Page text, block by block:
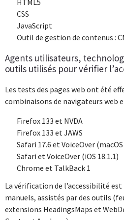
HTML5
CSS
JavaScript
Outil de gestion de contenus :
Agents utilisateurs,
outils utilisés pour vérifier
Les tests des pages web ont été
combinaisons de navigateurs web
Firefox 133 et NVDA
Firefox 133 et JAWS
Safari 17.6 et VoiceOver (macOS
Safari et VoiceOver (iOS 18.1.1)
Chrome et TalkBack 1
La vérification de l’accessibilité
manuels, assistés par des outils
extensions HeadingsMaps et